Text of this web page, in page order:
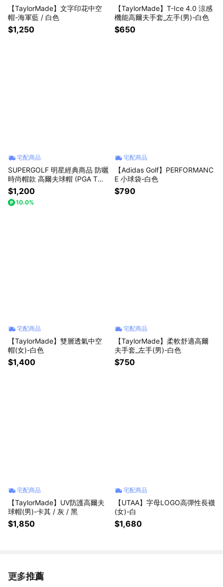
【TaylorMade】文字印花中空
帽-海軍藍 / 白色
$1,250
【TaylorMade】T-Ice 4.0 涼感
機能高爾夫手套_左手(男)-白色
$650
宅配商品
SUPERGOLF 明星經典商品 防曬
時尚帽款 高爾夫球帽 (PGA TOU
R / TALORMADE / ADIDAS GO
LF / PUMA GOLF)
$1,200
10.0%
宅配商品
【Adidas Golf】PERFORMANC
E 小球袋-白色
$790
宅配商品
【TaylorMade】雙層透氣中空
帽(女)-白色
$1,400
宅配商品
【TaylorMade】柔軟舒適高爾
夫手套_左手(男)-白色
$750
宅配商品
【TaylorMade】UV防護高爾夫
球帽(男)-卡其 / 灰 / 黑
$1,850
宅配商品
【UTAA】字母LOGO高彈性長襪
(女)-白
$1,680
更多推薦
看更多